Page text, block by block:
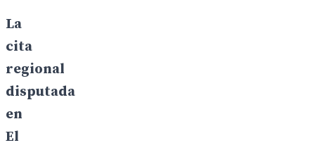
La
cita
regional
disputada
en
El